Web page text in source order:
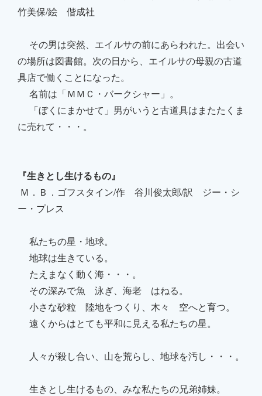
竹美保/絵 偕成社
その男は突然、エイルサの前にあらわれた。出会い
の場所は図書館。次の日から、エイルサの母親の古道
具店で働くことになった。
名前は「ＭＭＣ・バークシャー」。
「ぼくにまかせて」男がいうと古道具はまたたくま
に売れて・・・。
『生きとし生けるもの』
Ｍ．Ｂ．ゴフスタイン/作 谷川俊太郎/訳 ジー・シ
ー・プレス
私たちの星・地球。
地球は生きている。
たえまなく動く海・・・。
その深みで魚 泳ぎ、海老 はねる。
小さな砂粒 陸地をつくり、木々 空へと育つ。
遠くからはとても平和に見える私たちの星。
人々が殺し合い、山を荒らし、地球を汚し・・・。
生きとし生けるもの、みな私たちの兄弟姉妹。